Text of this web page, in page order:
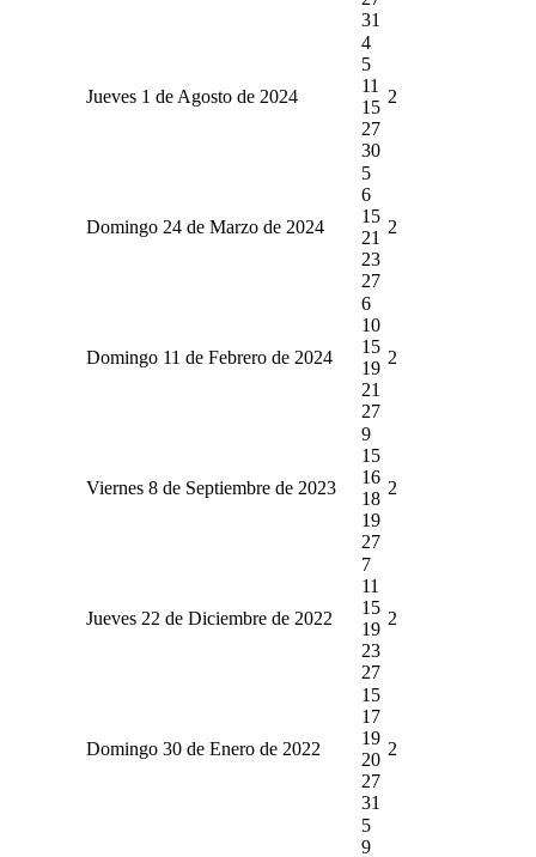
31
Jueves 1 de Agosto de 2024
4
5
11
15
27
30
2
Domingo 24 de Marzo de 2024
5
6
15
21
23
27
2
Domingo 11 de Febrero de 2024
6
10
15
19
21
27
2
Viernes 8 de Septiembre de 2023
9
15
16
18
19
27
2
Jueves 22 de Diciembre de 2022
7
11
15
19
23
27
2
Domingo 30 de Enero de 2022
15
17
19
20
27
31
2
5
9